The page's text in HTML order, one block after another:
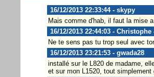
16/12/2013 22:33:44 - skypy
Mais comme d'hab, il faut la mise
16/12/2013 22:44:03 -
Ne te sens pas tu trop seul avec
16/12/2013 23:21:53 - gwada28
installé sur le L820 de madame,
et sur mon L1520, tout simplement